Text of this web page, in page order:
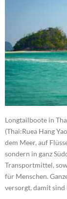
Longtailboote in
(Thai:Ruea Hang
dem Meer, auf
sondern in ganz
Transportmittel,
für Menschen.
versorgt, damit